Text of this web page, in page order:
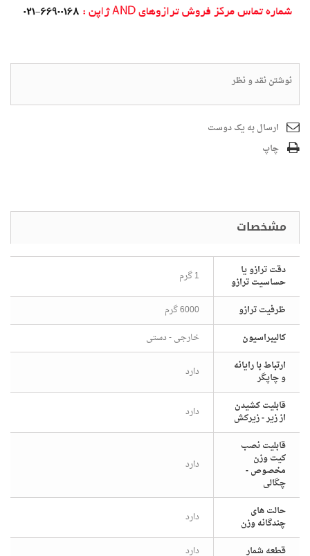
نوشتن نقد و نظر
ارسال به یک دوست
چاپ
دقت ترازو یا
حساسیت ترازو
1 گرم
ظرفیت ترازو
6000 گرم
کالیبراسیون
خارجی - دستی
ارتباط با رایانه
و چاپگر
دارد
قابلیت کشیدن
از زیر - زیرکش
دارد
قابلیت نصب
کیت وزن
مخصوص -
چگالی
دارد
حالت های
چندگانه وزن
دارد
قطعه شمار دارد